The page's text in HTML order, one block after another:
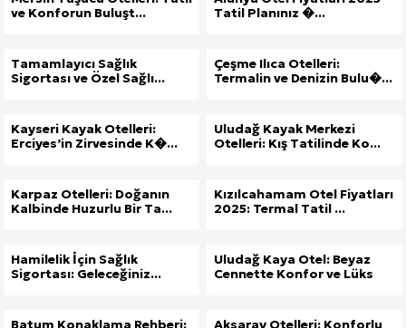
ve Konforun Buluşt...
Tatil Planınız �...
Tamamlayıcı Sağlık
Sigortası ve Özel Sağlı...
Çeşme Ilıca Otelleri:
Termalin ve Denizin Bulu�...
Kayseri Kayak Otelleri:
Erciyes’in Zirvesinde K�...
Uludağ Kayak Merkezi
Otelleri: Kış Tatilinde Ko...
Karpaz Otelleri: Doğanın
Kalbinde Huzurlu Bir Ta...
Kızılcahamam Otel Fiyatları
2025: Termal Tatil ...
Hamilelik İçin Sağlık
Sigortası: Geleceğiniz...
Uludağ Kaya Otel: Beyaz
Cennette Konfor ve Lüks
Batum Konaklama Rehberi:
Aksaray Otelleri: Konforlu